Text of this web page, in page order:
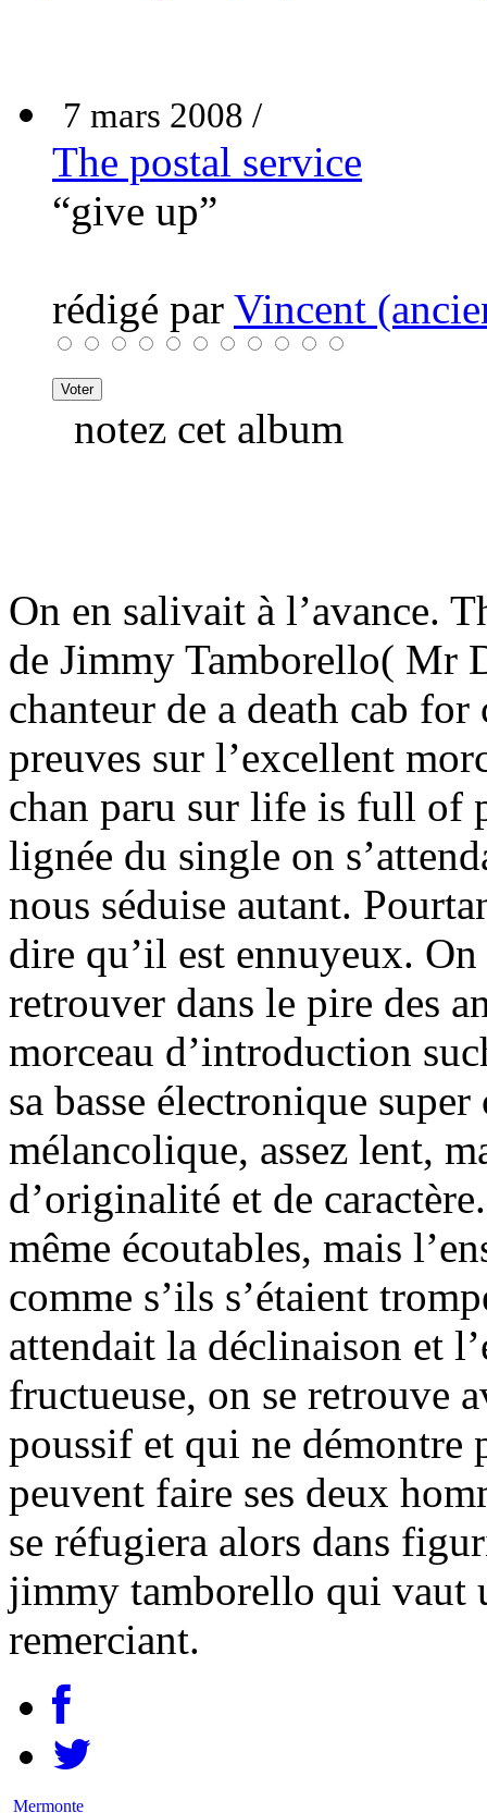
7 mars 2008 /
The postal service
“give up”
rédigé par Vincent
notez cet album
On en salivait à l’avance.
de Jimmy Tamborello( Mr
chanteur de a death cab
preuves sur l’excellent
chan paru sur life is full of
lignée du single on
nous séduise autant.
dire qu’il est ennuyeux.
retrouver dans le pire des
morceau d’introduction
sa basse électronique
mélancolique, assez lent,
d’originalité et de
même écoutables, mais
comme s’ils s’étaient
attendait la déclinaison et
fructueuse, on se retrouve
poussif et qui ne démontre
peuvent faire ses deux
se réfugiera alors dans
jimmy tamborello qui vaut
remerciant.
Mermonte